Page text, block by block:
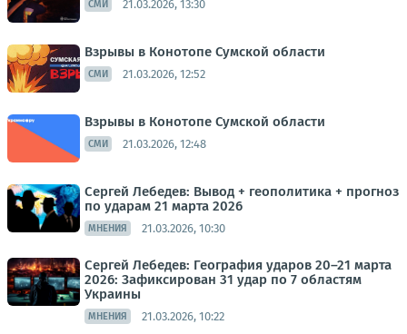
СМИ 21.03.2026, 13:30
Взрывы в Конотопе Сумской области
СМИ 21.03.2026, 12:52
Взрывы в Конотопе Сумской области
СМИ 21.03.2026, 12:48
Сергей Лебедев: Вывод + геополитика + прогноз
по ударам 21 марта 2026
МНЕНИЯ 21.03.2026, 10:30
Сергей Лебедев: География ударов 20–21 марта
2026: Зафиксирован 31 удар по 7 областям
Украины
МНЕНИЯ 21.03.2026, 10:22